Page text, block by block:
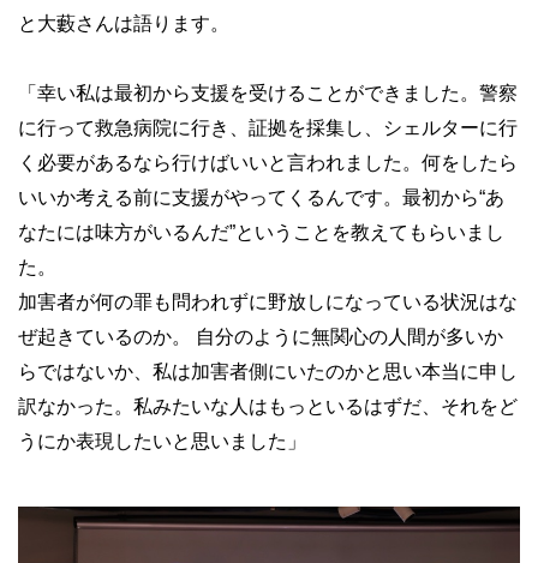
と大藪さんは語ります。
「幸い私は最初から支援を受けることができました。警察
に行って救急病院に行き、証拠を採集し、シェルターに行
く必要があるなら行けばいいと言われました。何をしたら
いいか考える前に支援がやってくるんです。最初から“あ
なたには味方がいるんだ”ということを教えてもらいまし
た。
加害者が何の罪も問われずに野放しになっている状況はな
ぜ起きているのか。 自分のように無関心の人間が多いか
らではないか、私は加害者側にいたのかと思い本当に申し
訳なかった。私みたいな人はもっといるはずだ、それをど
うにか表現したいと思いました」